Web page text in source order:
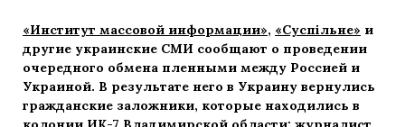
«Институт массовой информации», «Суспільне» и
другие украинские СМИ сообщают о проведении
очередного обмена пленными между Россией и
Украиной. В результате него в Украину вернулись
гражданские заложники, которые находились в